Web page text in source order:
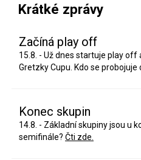
Krátké zprávy
Začíná play off
15.8. - Už dnes startuje play off
Gretzky Cupu. Kdo se
Konec skupin
14.8. - Základní skupiny jsou u
semifinále? Čti zde.